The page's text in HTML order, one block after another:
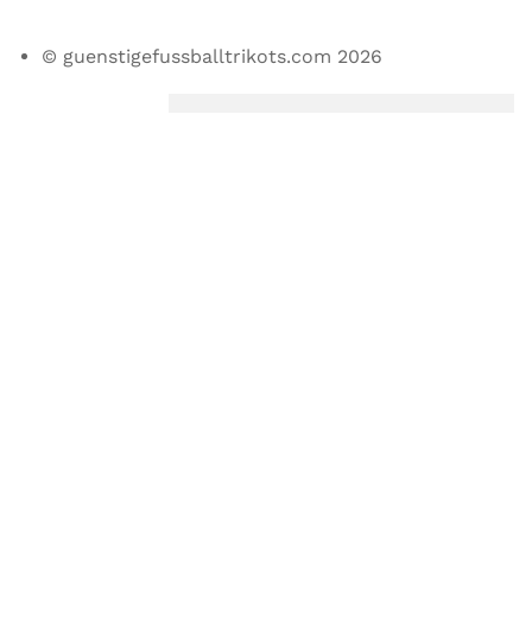
© guenstigefussballtrikots.com 2026